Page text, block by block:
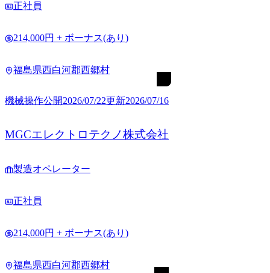
正社員
214,000円 + ボーナス(あり)
福島県西白河郡西郷村
機械操作公開2026/07/22更新2026/07/16
MGCエレクトロテクノ株式会社
製造オペレーター
正社員
214,000円 + ボーナス(あり)
福島県西白河郡西郷村